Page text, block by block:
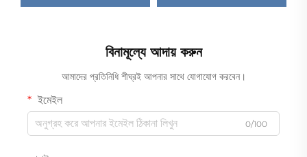
বিনামূল্যে আদায় করুন
আমাদের প্রতিনিধি শীঘ্রই আপনার সাথে যোগাযোগ করবেন।
ইমেইল
0/100